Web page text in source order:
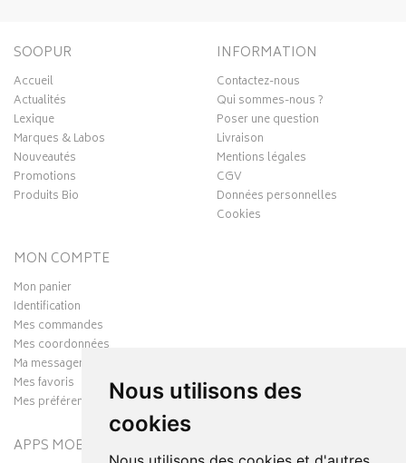
Nous utilisons des
cookies
SOOPUR
Accueil
Actualités
Lexique
Marques & Labos
Nouveautés
Promotions
Produits Bio
INFORMATION
Contactez-nous
Qui sommes-nous ?
Poser une question
Livraison
Mentions légales
CGV
Données personnelles
Cookies
MON COMPTE
Mon panier
Identification
Mes commandes
Mes coordonnées
Ma messagerie
Mes favoris
Mes préférences Cookies
APPS MOBILES